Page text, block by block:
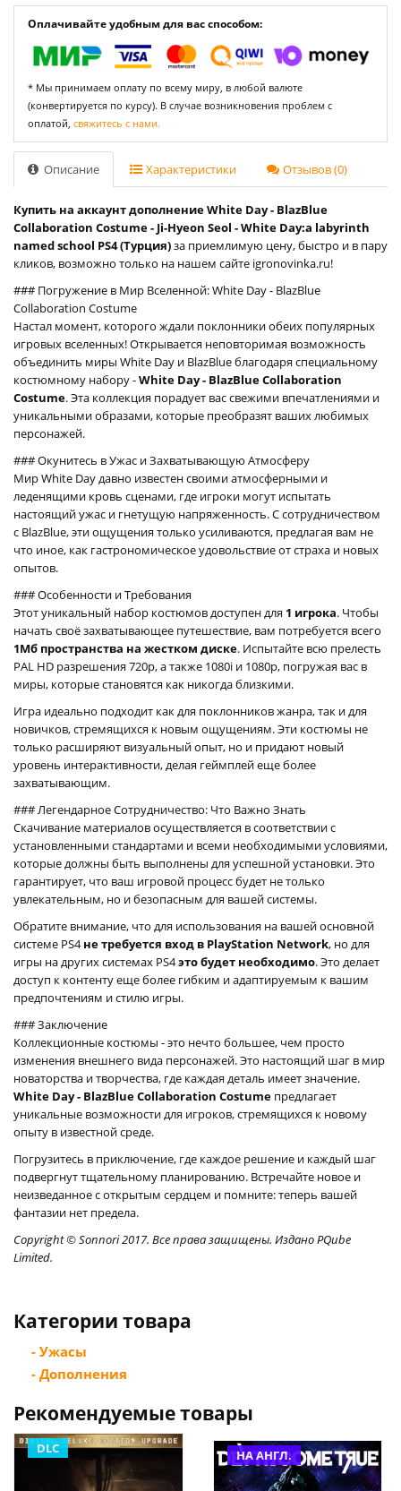
Оплачивайте удобным для вас способом:
* Мы принимаем оплату по всему миру, в любой валюте
(конвертируется по курсу). В случае возникновения проблем с
оплатой, свяжитесь с нами.
Описание Характеристики Отзывов (0)
Купить на аккаунт дополнение White Day - BlazBlue
Collaboration Costume - Ji-Hyeon Seol - White Day:a labyrinth
named school PS4 (Турция)за приемлимую цену, быстро и в пару
кликов, возможно только на нашем сайте igronovinka.ru!
### Погружение в Мир Вселенной: White Day - BlazBlue
Collaboration Costume
Настал момент, которого ждали поклонники обеих популярных
игровых вселенных! Открывается неповторимая возможность
объединить миры White Day и BlazBlue благодаря специальному
костюмному набору -White Day - BlazBlue Collaboration
Costume. Эта коллекция порадует вас свежими впечатлениями и
уникальными образами, которые преобразят ваших любимых
персонажей.
### Окунитесь в Ужас и Захватывающую Атмосферу
Мир White Day давно известен своими атмосферными и
леденящими кровь сценами, где игроки могут испытать
настоящий ужас и гнетущую напряженность. С сотрудничеством
с BlazBlue, эти ощущения только усиливаются, предлагая вам не
что иное, как гастрономическое удовольствие от страха и новых
опытов.
### Особенности и Требования
Этот уникальный набор костюмов доступен для 1 игрока. Чтобы
начать своё захватывающее путешествие, вам потребуется всего
1Мб пространства на жестком диске. Испытайте всю прелесть
PAL HD разрешения 720p, а также 1080i и 1080p, погружая вас в
миры, которые становятся как никогда близкими.
Игра идеально подходит как для поклонников жанра, так и для
новичков, стремящихся к новым ощущениям. Эти костюмы не
только расширяют визуальный опыт, но и придают новый
уровень интерактивности, делая геймплей еще более
захватывающим.
### Легендарное Сотрудничество: Что Важно Знать
Скачивание материалов осуществляется в соответствии с
установленными стандартами и всеми необходимыми условиями,
которые должны быть выполнены для успешной установки. Это
гарантирует, что ваш игровой процесс будет не только
увлекательным, но и безопасным для вашей системы.
Обратите внимание, что для использования на вашей основной
системе PS4не требуется вход в PlayStation Network, но для
игры на других системах PS4это будет необходимо. Это делает
доступ к контенту еще более гибким и адаптируемым к вашим
предпочтениям и стилю игры.
### Заключение
Коллекционные костюмы - это нечто большее, чем просто
изменения внешнего вида персонажей. Это настоящий шаг в мир
новаторства и творчества, где каждая деталь имеет значение.
White Day - BlazBlue Collaboration Costume предлагает
уникальные возможности для игроков, стремящихся к новому
опыту в известной среде.
Погрузитесь в приключение, где каждое решение и каждый шаг
подвергнут тщательному планированию. Встречайте новое и
неизведанное с открытым сердцем и помните: теперь вашей
фантазии нет предела.
Copyright © Sonnori 2017. Все права защищены. Издано PQube
Limited.
Категории товара
- Ужасы
- Дополнения
Рекомендуемые товары
DLC НА АНГЛ.